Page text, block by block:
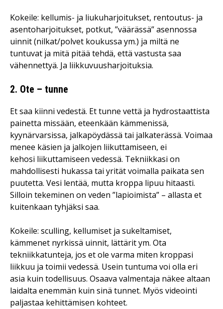
Kokeile: kellumis- ja liukuharjoitukset, rentoutus- ja
asentoharjoitukset, potkut, ”väärässä” asennossa
uinnit (nilkat/polvet koukussa ym.) ja miltä ne
tuntuvat ja mitä pitää tehdä, että vastusta saa
vähennettyä. Ja liikkuvuusharjoituksia.
2. Ote – tunne
Et saa kiinni vedestä. Et tunne vettä ja hydrostaattista
painetta missään, eteenkään kämmenissä,
kyynärvarsissa, jalkapöydässä tai jalkaterässä. Voimaa
menee käsien ja jalkojen liikuttamiseen, ei
kehosi liikuttamiseen vedessä. Tekniikkasi on
mahdollisesti hukassa tai yrität voimalla paikata sen
puutetta. Vesi lentää, mutta kroppa lipuu hitaasti.
Silloin tekeminen on veden ”lapioimista” – allasta et
kuitenkaan tyhjäksi saa.
Kokeile: sculling, kellumiset ja sukeltamiset,
kämmenet nyrkissä uinnit, lättärit ym. Ota
tekniikkatunteja, jos et ole varma miten kroppasi
liikkuu ja toimii vedessä. Usein tuntuma voi olla eri
asia kuin todellisuus. Osaava valmentaja näkee altaan
laidalta enemmän kuin sinä tunnet. Myös videointi
paljastaa kehittämisen kohteet.